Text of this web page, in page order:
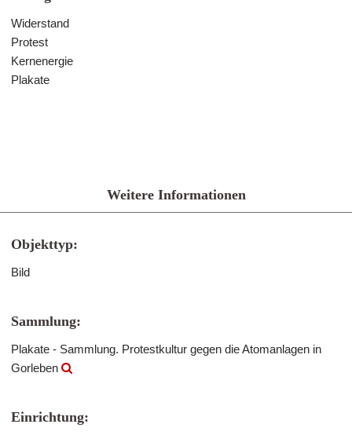
Widerstand
Protest
Kernenergie
Plakate
Weitere Informationen
Objekttyp:
Bild
Sammlung:
Plakate - Sammlung. Protestkultur gegen die Atomanlagen in
Gorleben
Einrichtung: